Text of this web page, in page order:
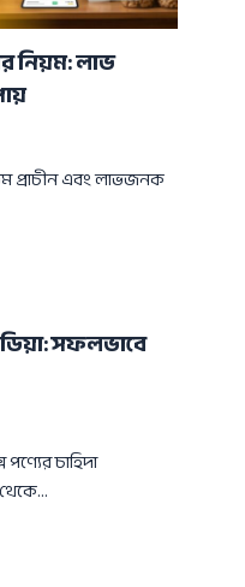
নিয়ম: লাভ
প্রাচীন এবং লাভজনক
সফলভাবে
চাহিদা